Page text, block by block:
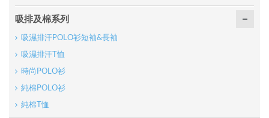
吸排及棉系列
吸濕排汗POLO衫短袖&長袖
吸濕排汗T恤
時尚POLO衫
純棉POLO衫
純棉T恤